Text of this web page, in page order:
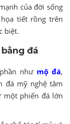
của đời sống
tiết rồng trên
biệt.
đá
như mộ đá,
đá mỹ nghệ tâm
một phiến đá lớn